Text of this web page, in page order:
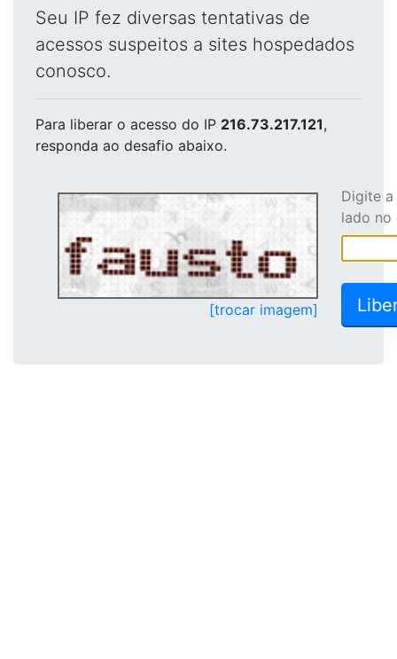
Seu IP fez diversas tentativas de
acessos suspeitos a sites hospedados
conosco.
Para liberar o acesso do IP 216.73.217.121,
responda ao desafio abaixo.
[trocar imagem]
Digite
lado no